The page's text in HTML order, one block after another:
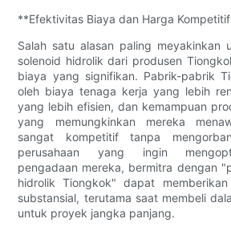
**Efektivitas Biaya dan Harga
Salah satu alasan paling meyakinkan
solenoid hidrolik dari produsen
biaya yang signifikan. Pabrik-pabrik
oleh biaya tenaga kerja yang lebih
yang lebih efisien, dan kemampuan
yang memungkinkan mereka
sangat kompetitif tanpa
perusahaan yang ingin
pengadaan mereka, bermitra dengan
hidrolik Tiongkok" dapat
substansial, terutama saat membeli
untuk proyek jangka panjang.